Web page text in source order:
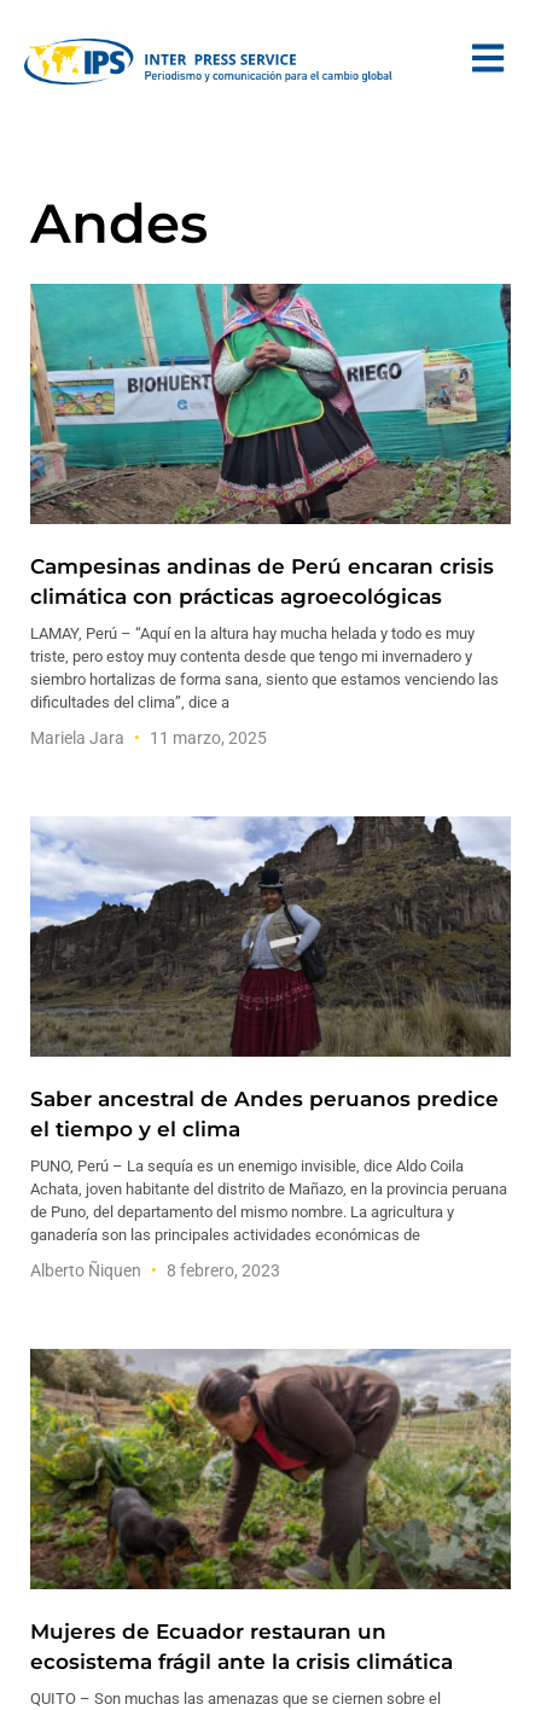
Andes
Campesinas andinas de Perú encaran crisis
climática con prácticas agroecológicas
LAMAY, Perú – “Aquí en la altura hay mucha helada y todo es muy
triste, pero estoy muy contenta desde que tengo mi invernadero y
siembro hortalizas de forma sana, siento que estamos venciendo las
dificultades del clima”, dice a
Mariela Jara 11 marzo, 2025
Saber ancestral de Andes peruanos predice
el tiempo y el clima
PUNO, Perú – La sequía es un enemigo invisible, dice Aldo Coila
Achata, joven habitante del distrito de Mañazo, en la provincia peruana
de Puno, del departamento del mismo nombre. La agricultura y
ganadería son las principales actividades económicas de
Alberto Ñiquen 8 febrero, 2023
Mujeres de Ecuador restauran un
ecosistema frágil ante la crisis climática
QUITO – Son muchas las amenazas que se ciernen sobre el